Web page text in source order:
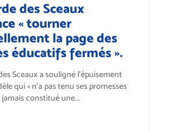
des Sceaux
« tourner
la page des
éducatifs fermés ».
Sceaux a souligné l’épuisement
qui « n’a pas tenu ses promesses
jamais constitué une...